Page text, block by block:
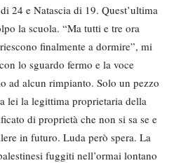
24 e Natascia di 19. Quest’ultima
la scuola. “Ma tutti e tre ora
finalmente a dormire”, mi
lo sguardo fermo e la voce
ad alcun rimpianto. Solo un pezzo
lei la legittima proprietaria della
di proprietà che non si sa se e
in futuro. Luda però spera. La
fuggiti nell’ormai lontano